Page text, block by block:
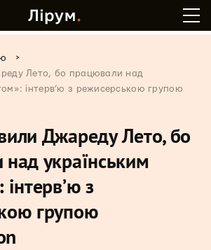
>
Лето, бо працювали над
інтерв’ю з режисерською групою
Джареду Лето, бо
українським
з
групою